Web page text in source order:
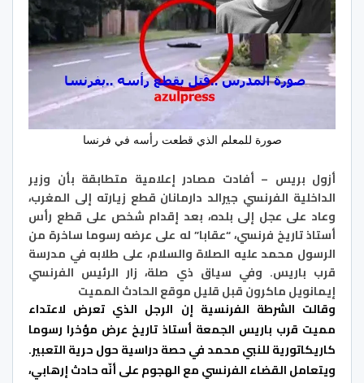
صورة للمعلم الذي قطعت رأسه في فرنسا
أزول بريس – أفادت مصادر إعلامية متطابقة بأن وزير
الداخلية الفرنسي جيرالد دارمانان قطع زيارته إلى المغرب،
وعاد على عجل إلى بلده، بعد إقدام شخص على قطع رأس
أستاذ تاريخ فرنسي، “عقابا” له على عرضه رسوما ساخرة من
الرسول محمد عليه الصلاة والسلام، على طلابه في مدرسة
قرب باريس. وفي سياق ذي صلة، زار الرئيس الفرنسي
إيمانويل ماكرون قبل قليل موقع الحادث المميت
وقالت الشرطة الفرنسية إن الرجل الذي تعرض لاعتداء
مميت قرب باريس الجمعة أستاذ تاريخ عرض مؤخرا رسوما
كاريكاتورية للنبي محمد في حصة دراسية حول حرية التعبير.
ويتعامل القضاء الفرنسي مع الهجوم على أنّه حادث إرهابي،